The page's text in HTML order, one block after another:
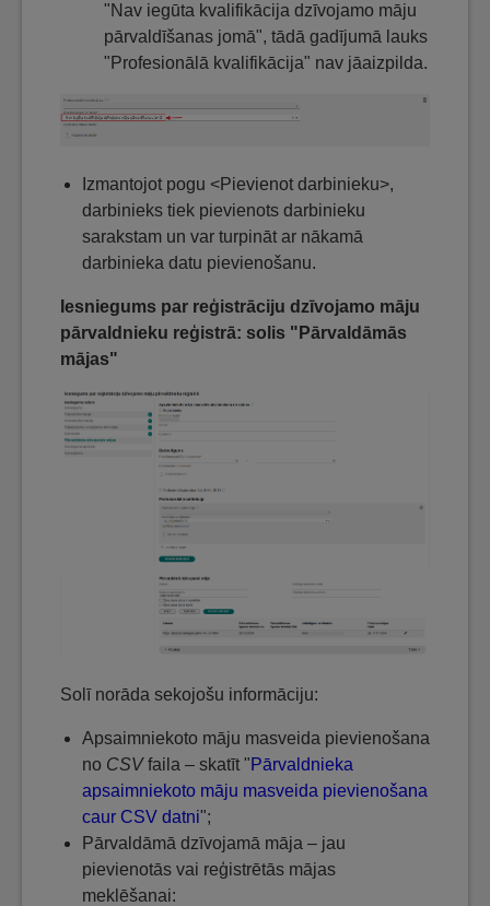
"Nav iegūta kvalifikācija dzīvojamo māju
pārvaldīšanas jomā", tādā gadījumā lauks
"Profesionālā kvalifikācija" nav jāaizpilda.
Izmantojot pogu <Pievienot darbinieku>,
darbinieks tiek pievienots darbinieku
sarakstam un var turpināt ar nākamā
darbinieka datu pievienošanu.
Iesniegums par reģistrāciju dzīvojamo māju
pārvaldnieku reģistrā: solis "Pārvaldāmās
mājas"
Solī norāda sekojošu informāciju:
Apsaimniekoto māju masveida pievienošana
no CSVfaila – skatīt " Pārvaldnieka
apsaimniekoto māju masveida pievienošana
caur CSV datni";
Pārvaldāmā dzīvojamā māja – jau
pievienotās vai reģistrētās mājas
meklēšanai: